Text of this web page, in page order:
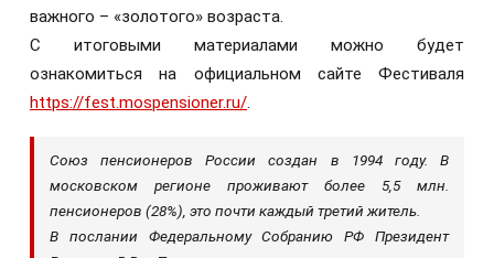
важного – «золотого» возраста.
С итоговыми материалами можно будет
ознакомиться на официальном сайте Фестиваля
https://fest.mospensioner.ru/.
Союз пенсионеров России создан в 1994 году. В
московском регионе проживают более 5,5 млн.
пенсионеров (28%), это почти каждый третий житель.
В послании Федеральному Собранию РФ Президент